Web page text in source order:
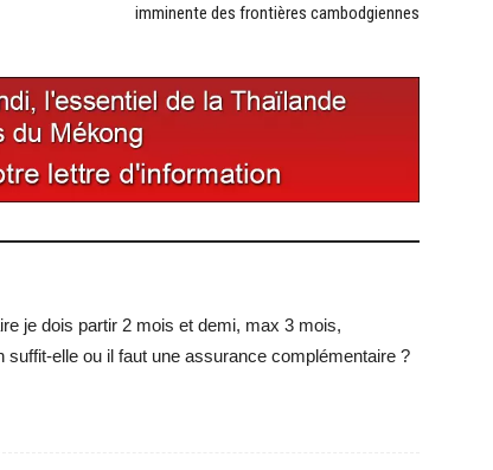
imminente des frontières cambodgiennes
je dois partir 2 mois et demi, max 3 mois,
suffit-elle ou il faut une assurance complémentaire ?